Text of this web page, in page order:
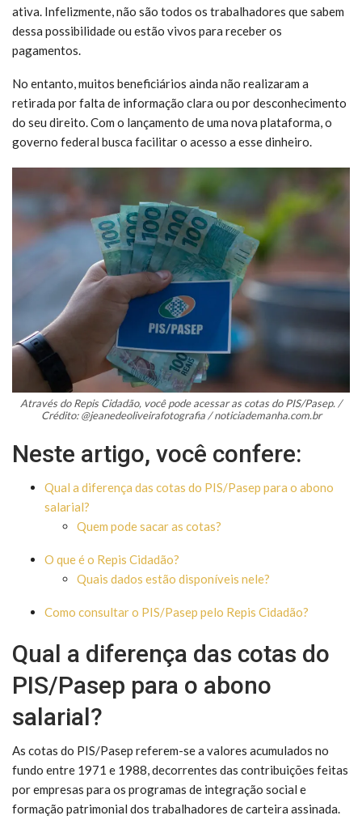
ativa. Infelizmente, não são todos os trabalhadores que sabem
dessa possibilidade ou estão vivos para receber os
pagamentos.
No entanto, muitos beneficiários ainda não realizaram a
retirada por falta de informação clara ou por desconhecimento
do seu direito. Com o lançamento de uma nova plataforma, o
governo federal busca facilitar o acesso a esse dinheiro.
Através do Repis Cidadão, você pode acessar as cotas do PIS/Pasep. /
Crédito: @jeanedeoliveirafotografia / noticiademanha.com.br
Neste artigo, você confere:
Qual a diferença das cotas do PIS/Pasep para o abono
salarial?
Quem pode sacar as cotas?
O que é o Repis Cidadão?
Quais dados estão disponíveis nele?
Como consultar o PIS/Pasep pelo Repis Cidadão?
Qual a diferença das cotas do
PIS/Pasep para o abono
salarial?
As cotas do PIS/Pasep referem-se a valores acumulados no
fundo entre 1971 e 1988, decorrentes das contribuições feitas
por empresas para os programas de integração social e
formação patrimonial dos trabalhadores de carteira assinada.